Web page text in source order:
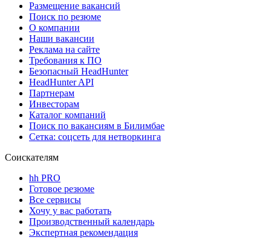
Размещение вакансий
Поиск по резюме
О компании
Наши вакансии
Реклама на сайте
Требования к ПО
Безопасный HeadHunter
HeadHunter API
Партнерам
Инвесторам
Каталог компаний
Поиск по вакансиям в Билимбае
Сетка: соцсеть для нетворкинга
Соискателям
hh PRO
Готовое резюме
Все сервисы
Хочу у вас работать
Производственный календарь
Экспертная рекомендация